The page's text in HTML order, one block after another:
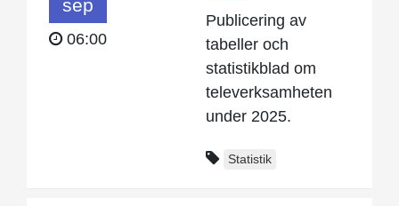
sep
06:00
Publicering av
tabeller och
statistikblad om
televerksamheten
under 2025.
Statistik